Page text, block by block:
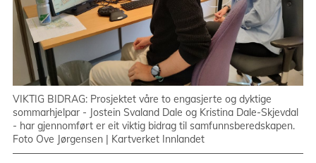
VIKTIG BIDRAG: Prosjektet våre to engasjerte og dyktige
sommarhjelpar - Jostein Svaland Dale og Kristina Dale-Skjevdal
- har gjennomført er eit viktig bidrag til samfunnsberedskapen.
Foto Ove Jørgensen | Kartverket Innlandet